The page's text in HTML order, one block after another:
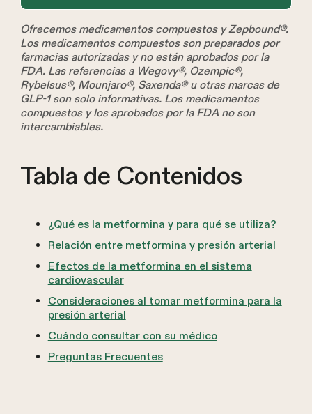
Ofrecemos medicamentos compuestos y Zepbound®.
Los medicamentos compuestos son preparados por
farmacias autorizadas y no están aprobados por la
FDA. Las referencias a Wegovy®, Ozempic®,
Rybelsus®, Mounjaro®, Saxenda® u otras marcas de
GLP-1 son solo informativas. Los medicamentos
compuestos y los aprobados por la FDA no son
intercambiables.
Tabla de Contenidos
¿Qué es la metformina y para qué se utiliza?
Relación entre metformina y presión arterial
Efectos de la metformina en el sistema
cardiovascular
Consideraciones al tomar metformina para la
presión arterial
Cuándo consultar con su médico
Preguntas Frecuentes